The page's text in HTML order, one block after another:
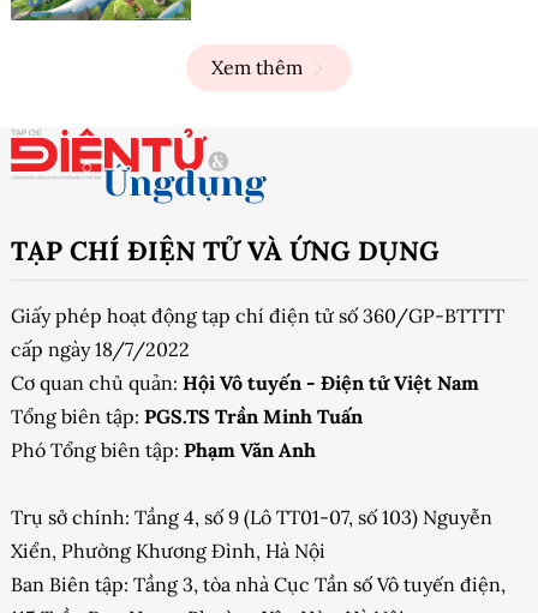
Xem thêm
TẠP CHÍ ĐIỆN TỬ VÀ ỨNG DỤNG
Giấy phép hoạt động tạp chí điện tử số 360/GP-BTTTT
cấp ngày 18/7/2022
Cơ quan chủ quản: Hội Vô tuyến - Điện tử Việt Nam
Tổng biên tập: PGS.TS Trần Minh Tuấn
Phó Tổng biên tập: Phạm Văn Anh
Trụ sở chính: Tầng 4, số 9 (Lô TT01-07, số 103) Nguyễn
Xiển, Phường Khương Đình, Hà Nội
Ban Biên tập: Tầng 3, tòa nhà Cục Tần số Vô tuyến điện,